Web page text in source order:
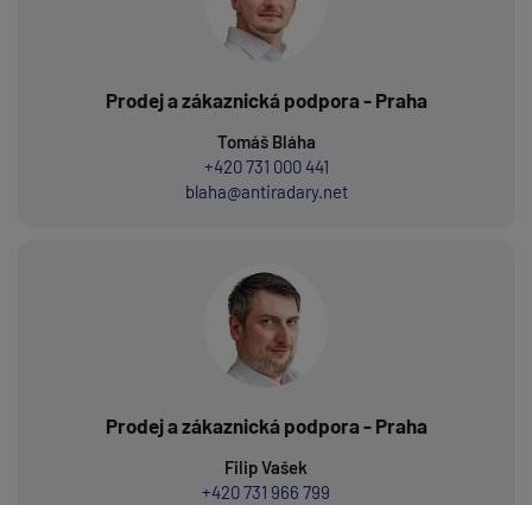
Prodej a zákaznická podpora - Praha
Tomáš Bláha
+420 731 000 441
blaha@antiradary.net
Prodej a zákaznická podpora - Praha
Filip Vašek
+420 731 966 799